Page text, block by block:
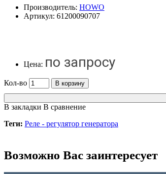
Производитель: HOWO
Артикул: 61200090707
Цена: по запросу
Кол-во
В корзину
В закладки В сравнение
Теги: Реле - регулятор генератора
Возможно Вас заинтересует